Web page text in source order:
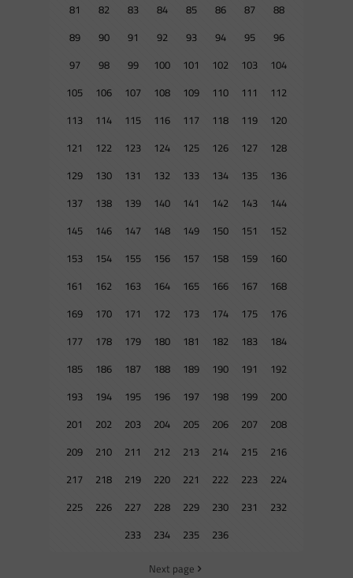
81
82 83 84 85 86 87
88
89
90 91 92 93 94 95
96
97
98 99 100 101 102 103
104
105
106 107 108 109 110 111
112
113
114 115 116 117 118 119
120
121
122 123 124 125 126 127
128
129
130 131 132 133 134 135
136
137
138 139 140 141 142 143
144
145
146 147 148 149 150 151
152
153
154 155 156 157 158 159
160
161
162 163 164 165 166 167
168
169
170 171 172 173 174 175
176
177
178 179 180 181 182 183
184
185
186 187 188 189 190 191
192
193
194 195 196 197 198 199
200
201
202 203 204 205 206 207
208
209
210 211 212 213 214 215
216
217
218 219 220 221 222 223
224
225
226 227 228 229 230 231
232
233
234 235 236
Next page